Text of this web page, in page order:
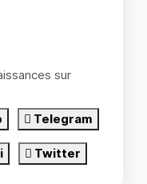
sur
Telegram
Twitter